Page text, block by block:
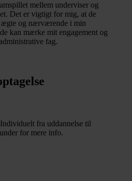
mellem underviser og
Det er vigtigt for mig, at de
ægte og nærværende i min
kan mærke mit engagement og
fag.
Individuelt fra uddannelse til
for mere info.